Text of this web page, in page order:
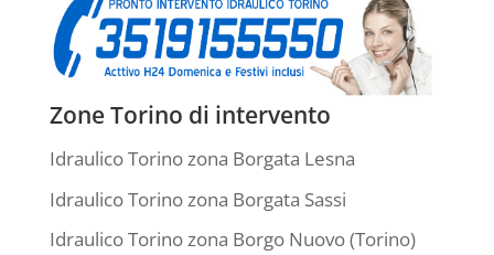
Zone Torino di intervento
Idraulico Torino zona Borgata Lesna
Idraulico Torino zona Borgata Sassi
Idraulico Torino zona Borgo Nuovo (Torino)